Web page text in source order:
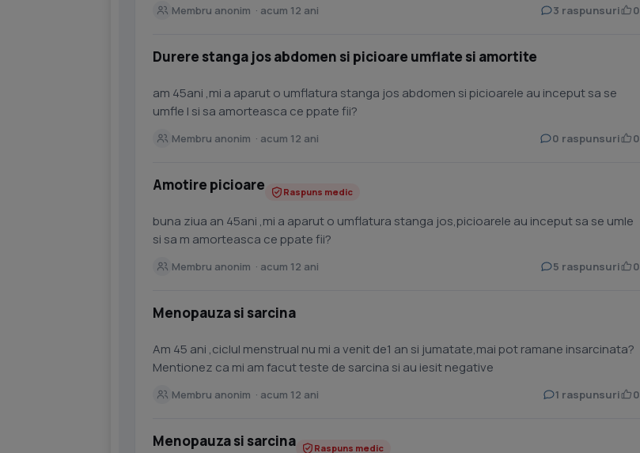
Membru anonim · acum 12 ani 3 raspunsuri 0
Durere stanga jos abdomen si picioare umflate si amortite
am 45ani ,mi a aparut o umflatura stanga jos abdomen si picioarele au inceput sa se
umfle l si sa amorteasca ce ppate fii?
Membru anonim · acum 12 ani 0 raspunsuri 0
Amotire picioare Raspuns medic
buna ziua an 45ani ,mi a aparut o umflatura stanga jos,picioarele au inceput sa se umle
si sa m amorteasca ce ppate fii?
Membru anonim · acum 12 ani 5 raspunsuri 0
Menopauza si sarcina
Am 45 ani ,ciclul menstrual nu mi a venit de1 an si jumatate,mai pot ramane insarcinata?
Mentionez ca mi am facut teste de sarcina si au iesit negative
Membru anonim · acum 12 ani 1 raspunsuri 0
Menopauza si sarcina Raspuns medic